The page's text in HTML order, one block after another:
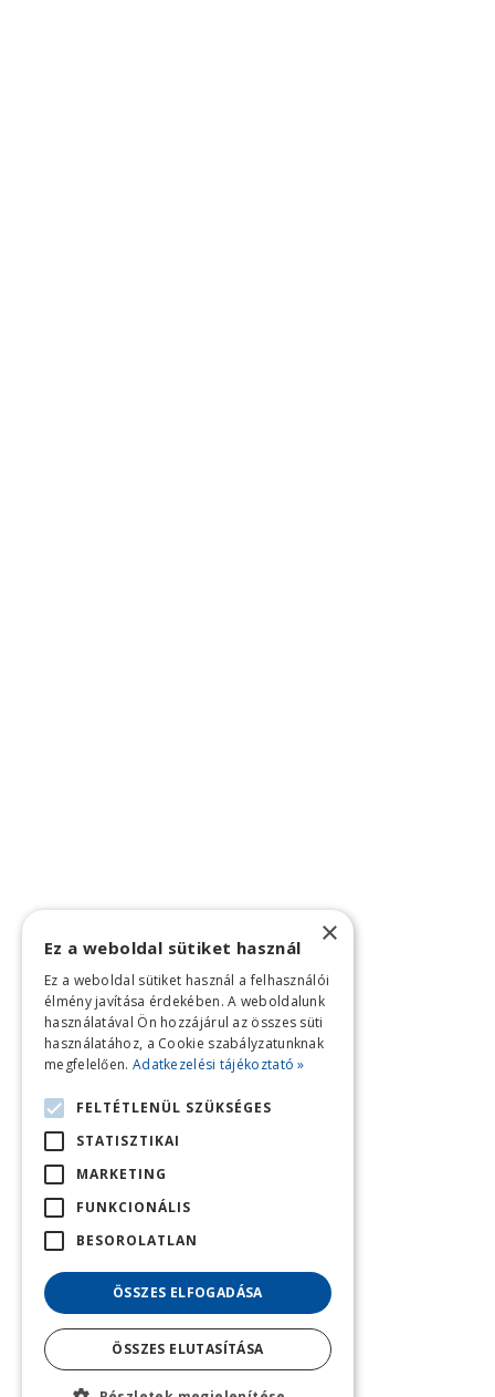
×
Ez a weboldal sütiket használ
Ez a weboldal sütiket használ a felhasználói
élmény javítása érdekében. A weboldalunk
használatával Ön hozzájárul az összes süti
használatához, a Cookie szabályzatunknak
megfelelően. Adatkezelési tájékoztató »
FELTÉTLENÜL SZÜKSÉGES
STATISZTIKAI
MARKETING
FUNKCIONÁLIS
BESOROLATLAN
ÖSSZES ELFOGADÁSA
ÖSSZES ELUTASÍTÁSA